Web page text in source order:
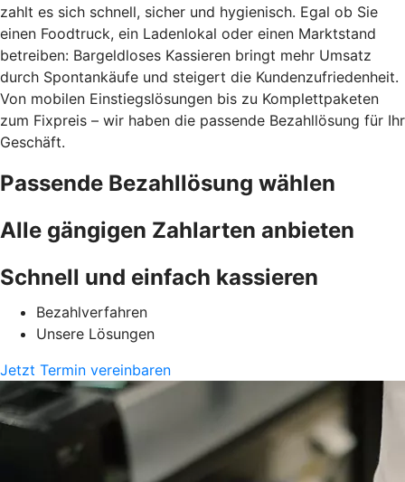
zahlt es sich schnell, sicher und hygienisch. Egal ob Sie
einen Foodtruck, ein Ladenlokal oder einen Marktstand
betreiben: Bargeldloses Kassieren bringt mehr Umsatz
durch Spontankäufe und steigert die Kundenzufriedenheit.
Von mobilen Einstiegslösungen bis zu Komplettpaketen
zum Fixpreis – wir haben die passende Bezahllösung für Ihr
Geschäft.
Passende Bezahllösung wählen
Alle gängigen Zahlarten anbieten
Schnell und einfach kassieren
Bezahlverfahren
Unsere Lösungen
Jetzt Termin vereinbaren